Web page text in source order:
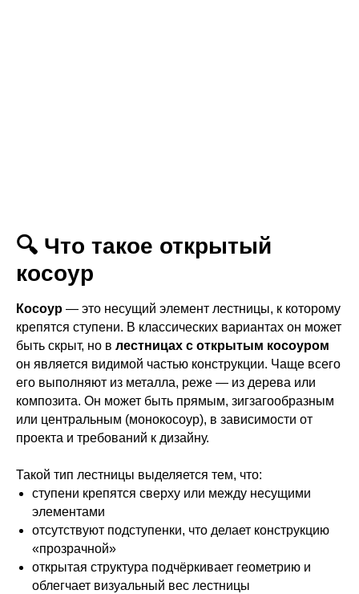
🔍 Что такое открытый
косоур
Косоур — это несущий элемент лестницы, к которому
крепятся ступени. В классических вариантах он может
быть скрыт, но в лестницах с открытым косоуром
он является видимой частью конструкции. Чаще всего
его выполняют из металла, реже — из дерева или
композита. Он может быть прямым, зигзагообразным
или центральным (монокосоур), в зависимости от
проекта и требований к дизайну.
Такой тип лестницы выделяется тем, что:
ступени крепятся сверху или между несущими
элементами
отсутствуют подступенки, что делает конструкцию
«прозрачной»
открытая структура подчёркивает геометрию и
облегчает визуальный вес лестницы